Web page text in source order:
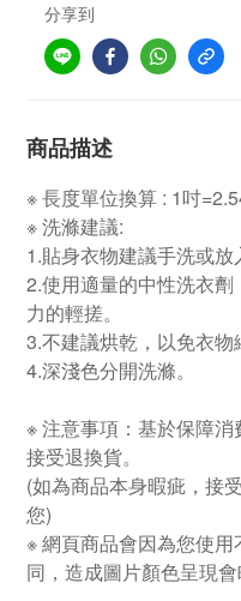
分享到
商品描述
※ 長度單位換算 : 1吋
※ 洗滌建議:
1.貼身衣物建議手洗或放
2.使用適量的中性洗衣
力的輕搓。
3.不建議烘乾，以免衣物
4.深淺色分開洗滌。
※ 注意事項：基於保障
接受退換貨。
(如為商品本身暇疵，接
您)
※ 網頁商品會因為您使
同，造成圖片顏色呈現會